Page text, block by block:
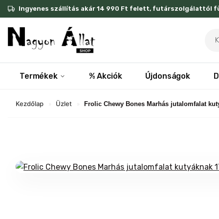
Skip
to
content
Ingyenes szállítás akár 14 990 Ft felett, futárszolgálattól
Termékek % Akciók Újdonságok
Kezdőlap Üzlet Frolic Chewy Bones Marhás jutalomfalat